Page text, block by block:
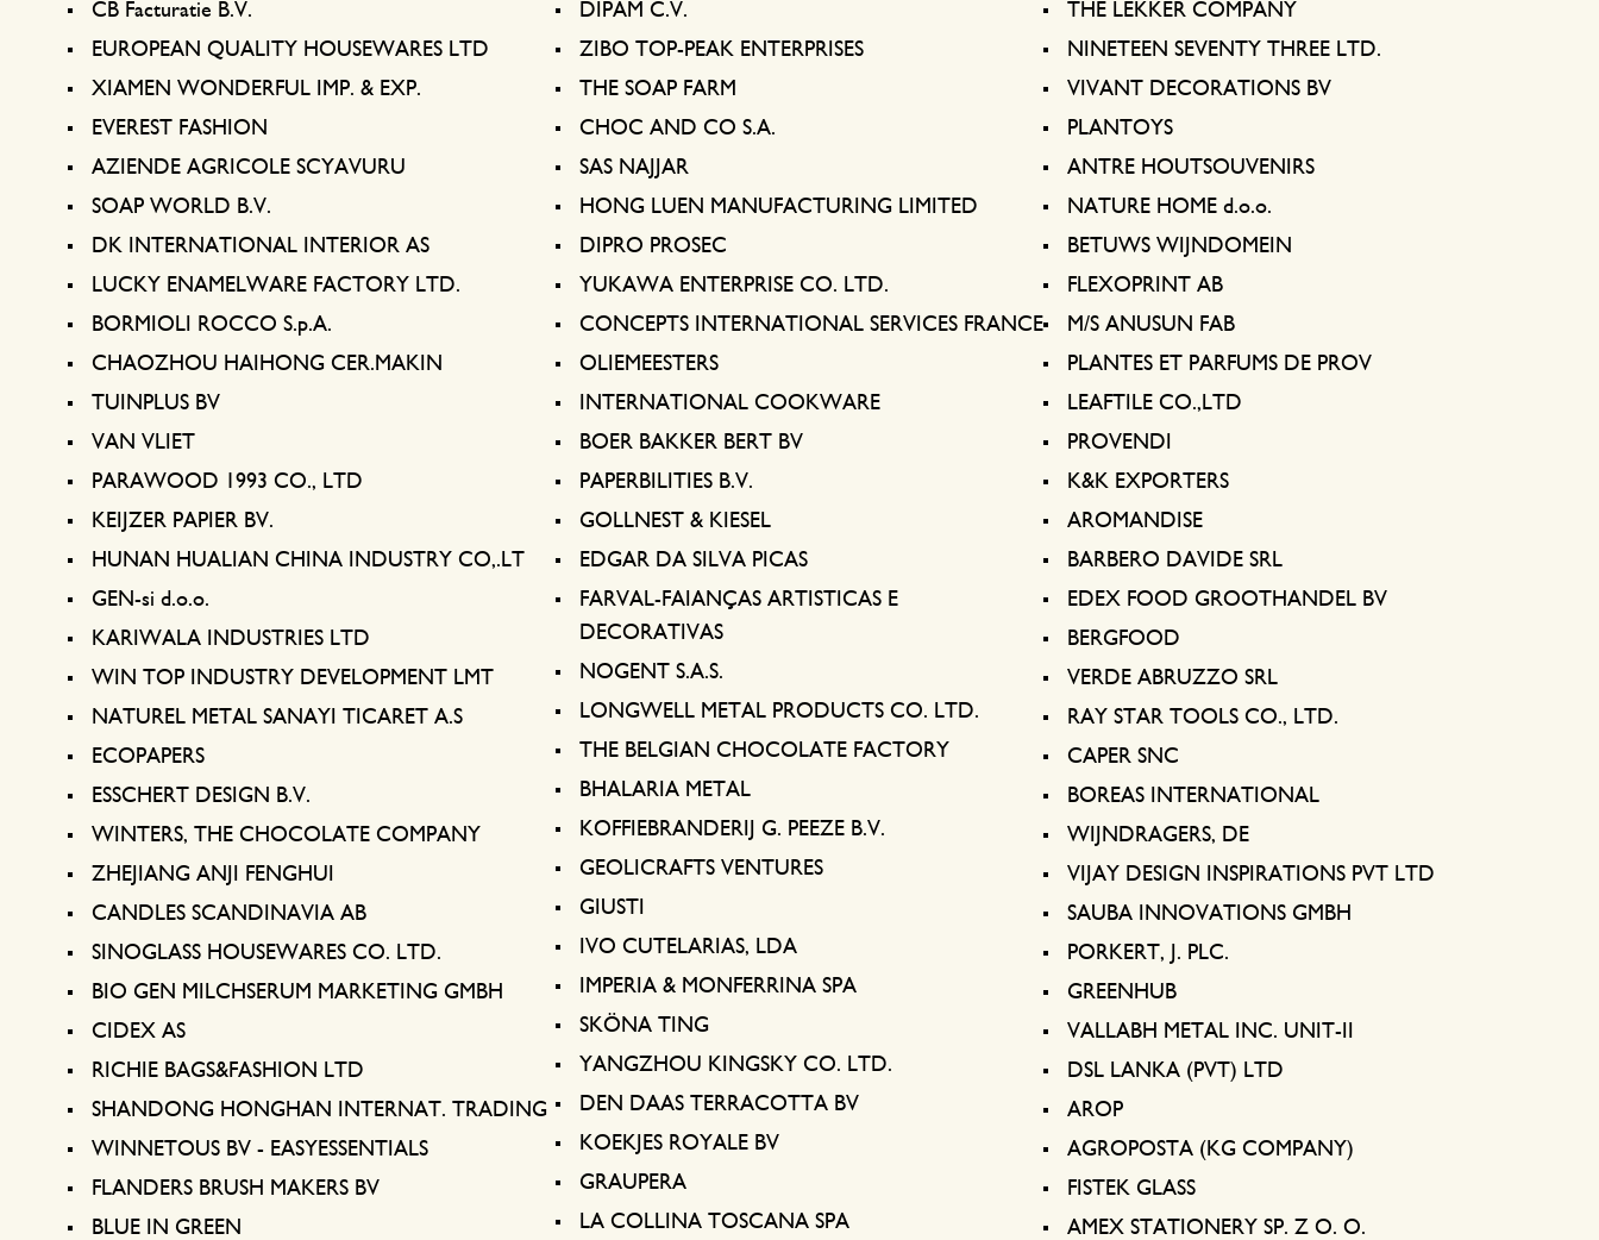
Tafeltextiel
Thee accessoires
Onderhoudstips
Kaarsenhouders
Manden
CB Facturatie B.V.
EUROPEAN QUALITY HOUSEWARES LTD
XIAMEN WONDERFUL IMP. & EXP.
EVEREST FASHION
AZIENDE AGRICOLE SCYAVURU
SOAP WORLD B.V.
DK INTERNATIONAL INTERIOR AS
LUCKY ENAMELWARE FACTORY LTD.
BORMIOLI ROCCO S.p.A.
CHAOZHOU HAIHONG CER.MAKIN
TUINPLUS BV
VAN VLIET
PARAWOOD 1993 CO., LTD
KEIJZER PAPIER BV.
HUNAN HUALIAN CHINA INDUSTRY CO,.LT
GEN-si d.o.o.
KARIWALA INDUSTRIES LTD
WIN TOP INDUSTRY DEVELOPMENT LMT
NATUREL METAL SANAYI TICARET A.S
ECOPAPERS
ESSCHERT DESIGN B.V.
WINTERS, THE CHOCOLATE COMPANY
ZHEJIANG ANJI FENGHUI
CANDLES SCANDINAVIA AB
SINOGLASS HOUSEWARES CO. LTD.
BIO GEN MILCHSERUM MARKETING GMBH
CIDEX AS
RICHIE BAGS&FASHION LTD
SHANDONG HONGHAN INTERNAT. TRADING
WINNETOUS BV - EASYESSENTIALS
FLANDERS BRUSH MAKERS BV
BLUE IN GREEN
DIPAM C.V.
ZIBO TOP-PEAK ENTERPRISES
THE SOAP FARM
CHOC AND CO S.A.
SAS NAJJAR
HONG LUEN MANUFACTURING LIMITED
DIPRO PROSEC
YUKAWA ENTERPRISE CO. LTD.
CONCEPTS INTERNATIONAL SERVICES FRANCE
OLIEMEESTERS
INTERNATIONAL COOKWARE
BOER BAKKER BERT BV
PAPERBILITIES B.V.
GOLLNEST & KIESEL
EDGAR DA SILVA PICAS
FARVAL-FAIANÇAS ARTISTICAS E
DECORATIVAS
NOGENT S.A.S.
LONGWELL METAL PRODUCTS CO. LTD.
THE BELGIAN CHOCOLATE FACTORY
BHALARIA METAL
KOFFIEBRANDERIJ G. PEEZE B.V.
GEOLICRAFTS VENTURES
GIUSTI
IVO CUTELARIAS, LDA
IMPERIA & MONFERRINA SPA
SKÖNA TING
YANGZHOU KINGSKY CO. LTD.
DEN DAAS TERRACOTTA BV
KOEKJES ROYALE BV
GRAUPERA
LA COLLINA TOSCANA SPA
THE LEKKER COMPANY
NINETEEN SEVENTY THREE LTD.
VIVANT DECORATIONS BV
PLANTOYS
ANTRE HOUTSOUVENIRS
NATURE HOME d.o.o.
BETUWS WIJNDOMEIN
FLEXOPRINT AB
M/S ANUSUN FAB
PLANTES ET PARFUMS DE PROV
LEAFTILE CO.,LTD
PROVENDI
K&K EXPORTERS
AROMANDISE
BARBERO DAVIDE SRL
EDEX FOOD GROOTHANDEL BV
BERGFOOD
VERDE ABRUZZO SRL
RAY STAR TOOLS CO., LTD.
CAPER SNC
BOREAS INTERNATIONAL
WIJNDRAGERS, DE
VIJAY DESIGN INSPIRATIONS PVT LTD
SAUBA INNOVATIONS GMBH
PORKERT, J. PLC.
GREENHUB
VALLABH METAL INC. UNIT-II
DSL LANKA (PVT) LTD
AROP
AGROPOSTA (KG COMPANY)
FISTEK GLASS
AMEX STATIONERY SP. Z O. O.